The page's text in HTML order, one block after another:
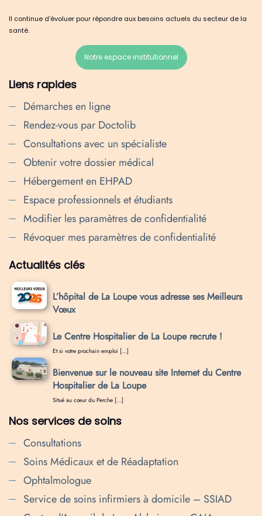
Il continue d'évoluer pour répondre aux besoins actuels du secteur de la
santé.
Notre espace institutionnel
Liens rapides
Démarches en ligne
Rendez-vous par Doctolib
Consultations avec un spécialiste
Obtenir votre dossier médical
Hébergement en EHPAD
Espace professionnels et étudiants
Modifier les paramètres de confidentialité
Révoquer mes paramètres de confidentialité
Actualités clés
L’hôpital de La Loupe vous adresse ses Meilleurs
Vœux
Le Centre Hospitalier de La Loupe recrute !
Et si votre prochain emploi […]
Bienvenue sur le nouveau site Internet du Centre
Hospitalier de La Loupe
Situé au cœur du Perche […]
Nos services de soins
Consultations
Soins Médicaux et de Réadaptation
Ophtalmologue
Service de soins infirmiers à domicile – SSIAD